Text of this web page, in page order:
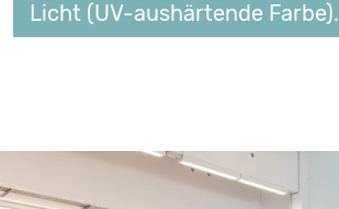
Licht (UV-aushärtende Farbe).